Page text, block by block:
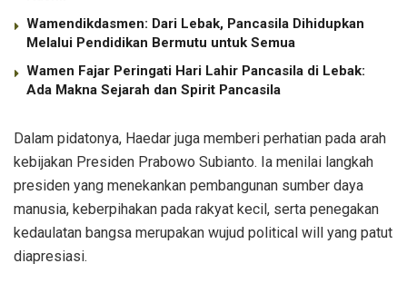
Wamendikdasmen: Dari Lebak, Pancasila Dihidupkan
Melalui Pendidikan Bermutu untuk Semua
Wamen Fajar Peringati Hari Lahir Pancasila di Lebak:
Ada Makna Sejarah dan Spirit Pancasila
Dalam pidatonya, Haedar juga memberi perhatian pada arah
kebijakan Presiden Prabowo Subianto. Ia menilai langkah
presiden yang menekankan pembangunan sumber daya
manusia, keberpihakan pada rakyat kecil, serta penegakan
kedaulatan bangsa merupakan wujud political will yang patut
diapresiasi.